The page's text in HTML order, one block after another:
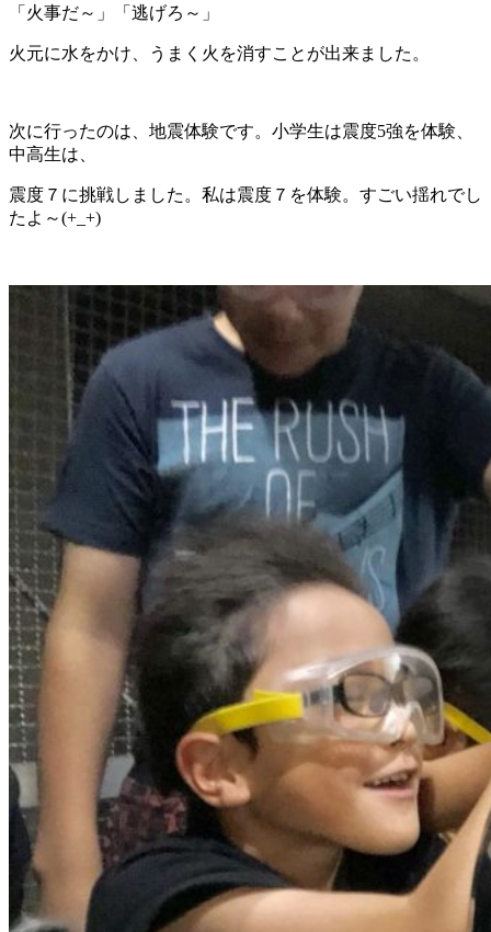
「火事だ～」「逃げろ～」
火元に水をかけ、うまく火を消すことが出来ました。
次に行ったのは、地震体験です。小学生は震度5強を体験、
中高生は、
震度７に挑戦しました。私は震度７を体験。すごい揺れでし
たよ～(+_+)